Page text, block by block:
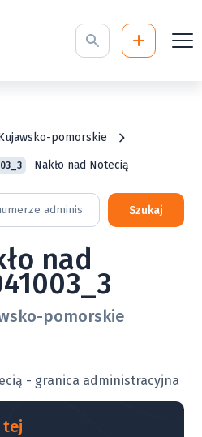
pomorskie
Nakło nad Notecią
Szukaj
nad
pomorskie
tej